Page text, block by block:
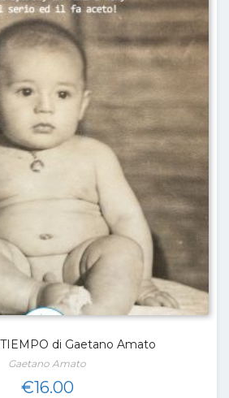
di Gaetano Amato
Gaetano Amato
€16.00